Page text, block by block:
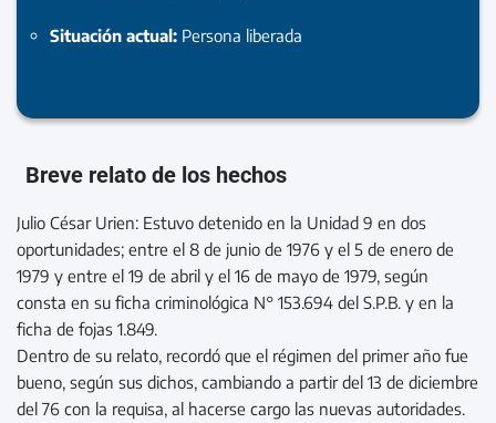
Situación actual: Persona liberada
Breve relato de los hechos
Julio César Urien: Estuvo detenido en la Unidad 9 en dos
oportunidades; entre el 8 de junio de 1976 y el 5 de enero de
1979 y entre el 19 de abril y el 16 de mayo de 1979, según
consta en su ficha criminológica N° 153.694 del S.P.B. y en la
ficha de fojas 1.849.
Dentro de su relato, recordó que el régimen del primer año fue
bueno, según sus dichos, cambiando a partir del 13 de diciembre
del 76 con la requisa, al hacerse cargo las nuevas autoridades.